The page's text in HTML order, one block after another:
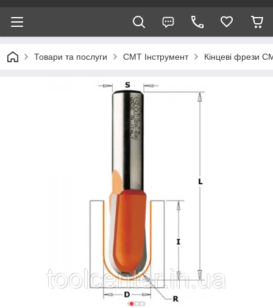
Товари та послуги CMT Інструмент Кінцеві фрези